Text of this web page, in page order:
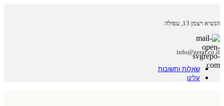
הנשיא ויצמן 13, עפולה
info@zeraf.co.il
שאלות ותשובות
עלינו